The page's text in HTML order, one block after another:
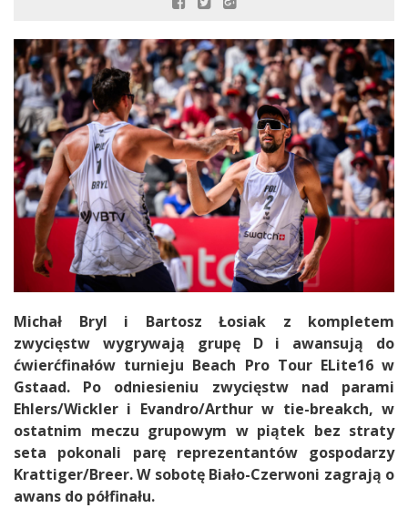
Michał Bryl i Bartosz Łosiak z kompletem
zwycięstw wygrywają grupę D i awansują do
ćwierćfinałów turnieju Beach Pro Tour ELite16 w
Gstaad. Po odniesieniu zwycięstw nad parami
Ehlers/Wickler i Evandro/Arthur w tie-breakch, w
ostatnim meczu grupowym w piątek bez straty
seta pokonali parę reprezentantów gospodarzy
Krattiger/Breer. W sobotę Biało-Czerwoni zagrają o
awans do półfinału.